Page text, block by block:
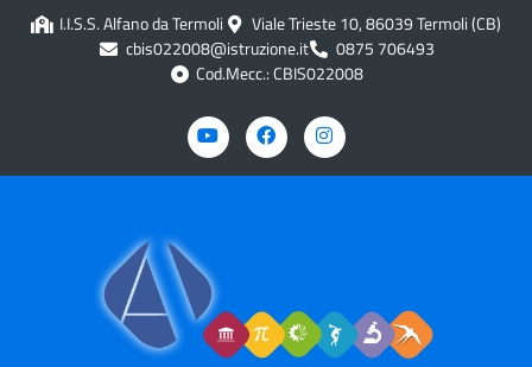
I.I.S.S. Alfano da Termoli
Viale Trieste 10, 86039 Termoli (CB)
cbis022008@istruzione.it
0875 706493
Cod.Mecc.: CBIS022008